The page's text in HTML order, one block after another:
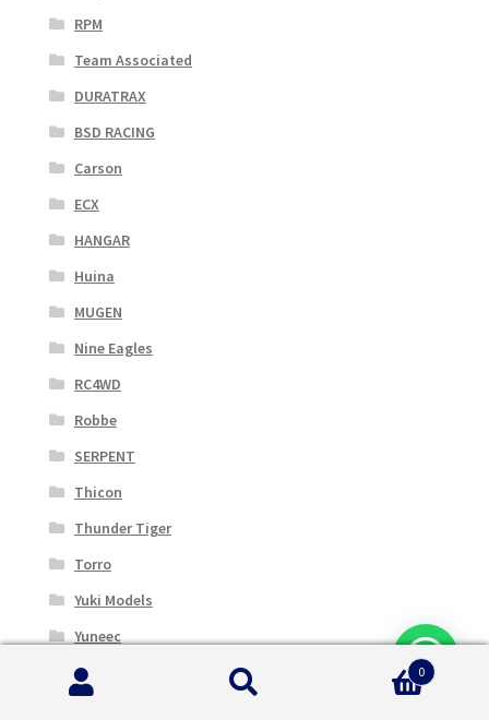
RPM
Team Associated
DURATRAX
BSD RACING
Carson
ECX
HANGAR
Huina
MUGEN
Nine Eagles
RC4WD
Robbe
SERPENT
Thicon
Thunder Tiger
Torro
Yuki Models
Yuneec
BLADE
0